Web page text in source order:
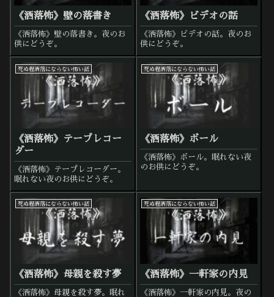
《洒落怖》壁の落書き
《洒落怖》壁の落書き。夜のお
供にどうぞ。
《洒落怖》ビデオの話
《洒落怖》ビデオの話。夜のお
供にどうぞ。
死ぬ程洒落にならない怖い話
《洒落怖》テープレコー
ダー
《洒落怖》テープレコーダー。
眠れない夜のお供にどうぞ。
死ぬ程洒落にならない怖い話
《洒落怖》ボール
《洒落怖》ボール。眠れない夜
のお供にどうぞ。
死ぬ程洒落にならない怖い話
《洒落怖》母親を殺す夢
《洒落怖》母親を殺す夢。眠れ
死ぬ程洒落にならない怖い話
《洒落怖》一軒家の内見
《洒落怖》一軒家の内見。夜の